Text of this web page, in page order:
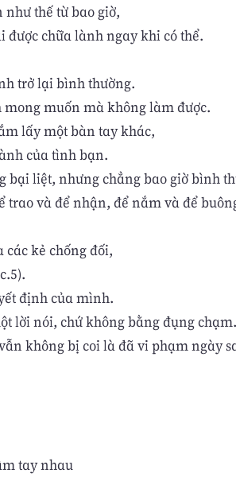
thế từ bao giờ,
được chữa lành ngay khi có thể.
trở lại bình thường.
muốn mà không làm được.
lấy một bàn tay khác,
của tình bạn.
bại liệt, nhưng chẳng bao giờ bình
trao và để nhận, để nắm và để
kẻ chống đối,
định của mình.
lời nói, chứ không bằng đụng chạm.
không bị coi là đã vi phạm ngày
tay nhau